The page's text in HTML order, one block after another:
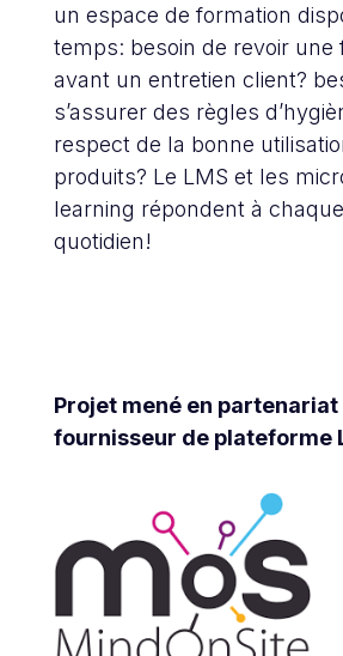
un espace de formation
temps: besoin de revoir une
avant un entretien client?
s’assurer des règles
respect de la bonne
produits? Le LMS et les
learning répondent à
quotidien!
Projet mené en partenariat
fournisseur de plateforme